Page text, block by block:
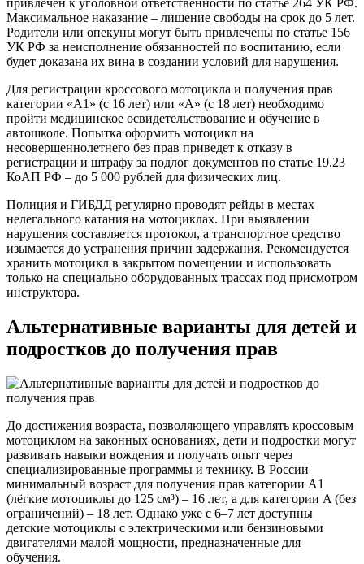
Максимальное наказание – лишение свободы на срок до 5 лет.
Родители или опекуны могут быть привлечены по статье 156
УК РФ за неисполнение обязанностей по воспитанию, если
будет доказана их вина в создании условий для нарушения.
Для регистрации кроссового мотоцикла и получения прав
категории «А1» (с 16 лет) или «А» (с 18 лет) необходимо
пройти медицинское освидетельствование и обучение в
автошколе. Попытка оформить мотоцикл на
несовершеннолетнего без прав приведет к отказу в
регистрации и штрафу за подлог документов по статье 19.23
КоАП РФ – до 5 000 рублей для физических лиц.
Полиция и ГИБДД регулярно проводят рейды в местах
нелегального катания на мотоциклах. При выявлении
нарушения составляется протокол, а транспортное средство
изымается до устранения причин задержания. Рекомендуется
хранить мотоцикл в закрытом помещении и использовать
только на специально оборудованных трассах под присмотром
инструктора.
Альтернативные варианты для детей и
подростков до получения прав
До достижения возраста, позволяющего управлять кроссовым
мотоциклом на законных основаниях, дети и подростки могут
развивать навыки вождения и получать опыт через
специализированные программы и технику. В России
минимальный возраст для получения прав категории A1
(лёгкие мотоциклы до 125 см³) – 16 лет, а для категории A (без
ограничений) – 18 лет. Однако уже с 6–7 лет доступны
детские мотоциклы с электрическими или бензиновыми
двигателями малой мощности, предназначенные для
обучения.